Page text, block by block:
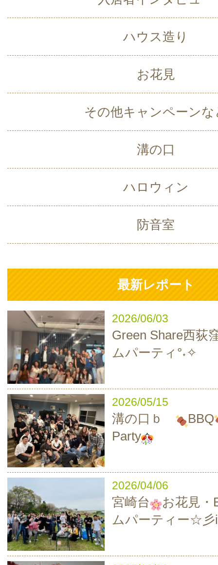
ハウス造り
お花見
その他キャンペーンな
溝の口
ハロウィン
防音室
最新レポート
2026/06/03
Green Share西荻
ムパーティ°˖✧
2026/05/15
溝の口ｂ
BBQ
Party
2026/04/06
宮崎台
お花見・
ムパーティー☆彡